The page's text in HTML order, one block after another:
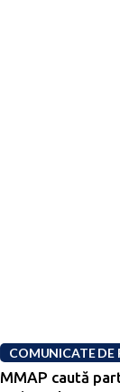
COMUNICATE DE
MMAP caută